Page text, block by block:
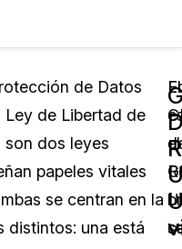
Studio
Pedido
Demo
English
Español
de Datos
Ley de Libertad de
dos leyes
papeles vitales
se centran en la
distintos: una está
El
el